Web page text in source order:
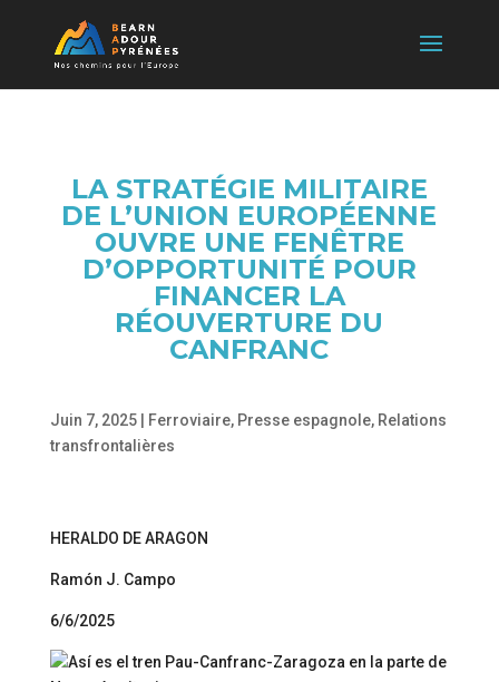
LA STRATÉGIE MILITAIRE
DE L’UNION EUROPÉENNE
OUVRE UNE FENÊTRE
D’OPPORTUNITÉ POUR
FINANCER LA
RÉOUVERTURE DU
CANFRANC
Juin 7, 2025| Ferroviaire, Presse espagnole, Relations
transfrontalières
HERALDO DE ARAGON
Ramón J. Campo
6/6/2025